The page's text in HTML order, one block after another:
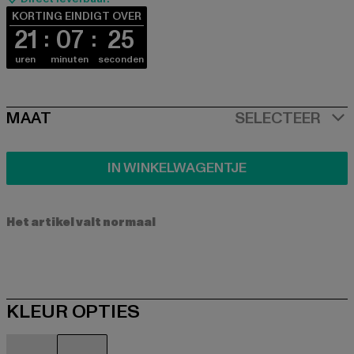
KORTING EINDIGT OVER
21
uren
07
minuten
24
seconden
SIZE
MAAT SELECTEER
IN WINKELWAGENTJE
Het artikel valt normaal
KLEUR OPTIES